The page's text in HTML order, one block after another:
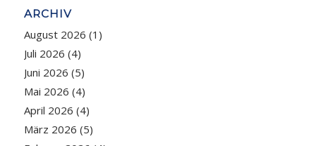
ARCHIV
August 2026 (1)
Juli 2026 (4)
Juni 2026 (5)
Mai 2026 (4)
April 2026 (4)
März 2026 (5)